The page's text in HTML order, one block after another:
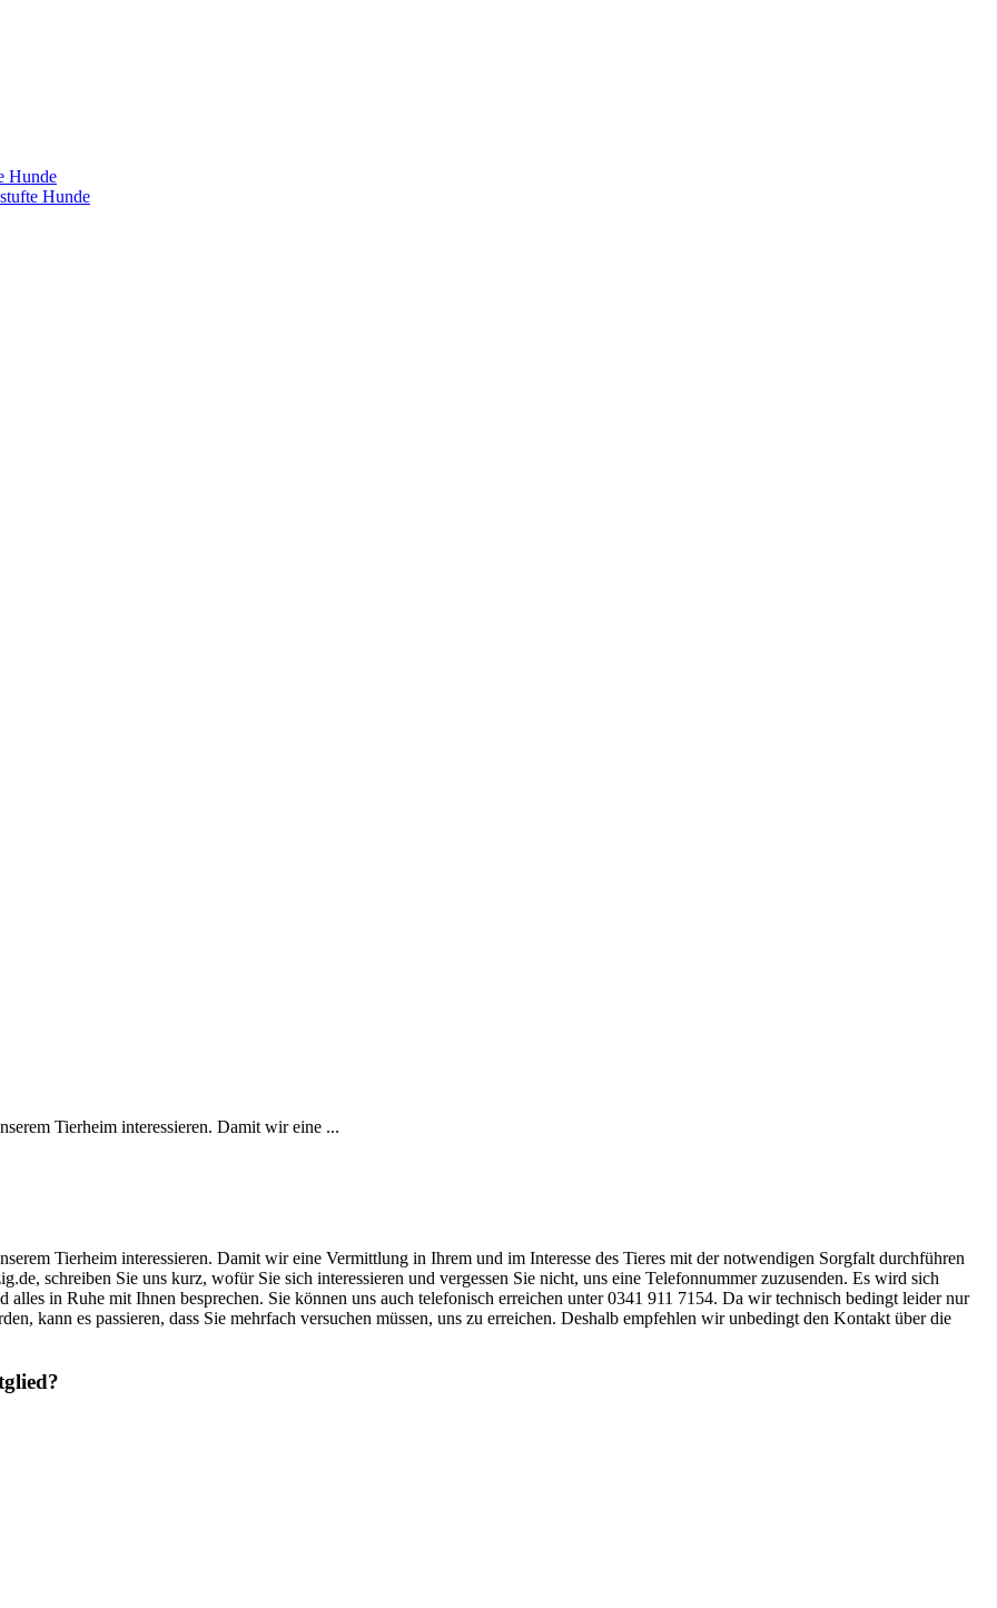
Hunde
Hunde
Tierheim interessieren. Damit wir eine ...
Tierheim interessieren. Damit wir eine Vermittlung in Ihrem und im Interesse des Tieres mit der notwendigen Sorgfalt durchführen
schreiben Sie uns kurz, wofür Sie sich interessieren und vergessen Sie nicht, uns eine Telefonnummer zuzusenden. Es wird sich
in Ruhe mit Ihnen besprechen. Sie können uns auch telefonisch erreichen unter 0341 911 7154. Da wir technisch bedingt leider nur
kann es passieren, dass Sie mehrfach versuchen müssen, uns zu erreichen. Deshalb empfehlen wir unbedingt den Kontakt über die